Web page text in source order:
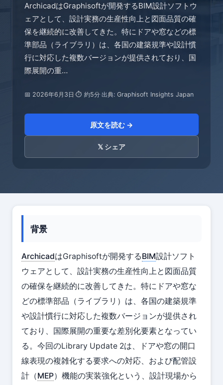
ArchicadはGraphisoftが開発するBIM設計ソフトウ
ェアとして、設計実務の生産性向上と図面品質の確
保を継続的に改善してきた。特にドアや窓などの標
準部品（ライブラリ）は、各国の建築規準や設計慣
行に対応した複数バージョンが提供されており、国
際展開の重…
📅 2026年6月3日 ·⏱ 約5分·出典: Graphisoft Insights Japan
原文を読む →
𝕏 シェア
背景
ArchicadはGraphisoftが開発するBIM設計ソフト
ウェアとして、設計実務の生産性向上と図面品質
の確保を継続的に改善してきた。特にドアや窓な
どの標準部品（ライブラリ）は、各国の建築規準
や設計慣行に対応した複数バージョンが提供され
ており、国際展開の重要な差別化要素となってい
る。今回のLibrary Update 2は、ドアや窓の開口
線表現の複雑化する要求への対応、および配管設
計（MEP）機能の実装強化という、設計現場から